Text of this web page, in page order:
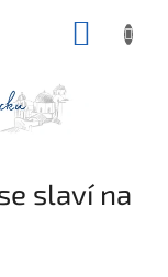
slaví na